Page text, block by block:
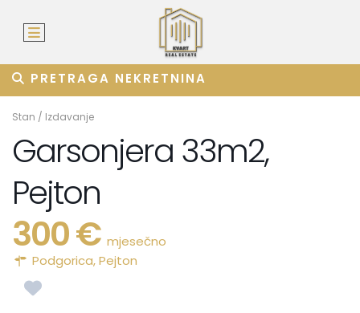
PRETRAGA NEKRETNINA
Stan / Izdavanje
Garsonjera 33m2,
Pejton
300 € mjesečno
Podgorica,Pejton